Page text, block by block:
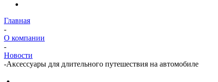
Главная
-
О компании
-
Новости
-Аксессуары для длительного путешествия на автомобиле